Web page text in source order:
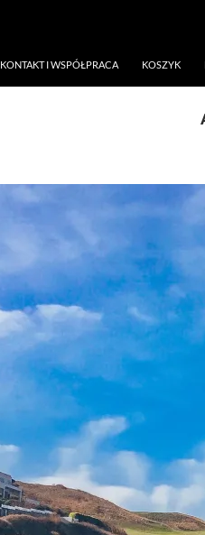
KONTAKT I WSPÓŁPRACA KOSZYK